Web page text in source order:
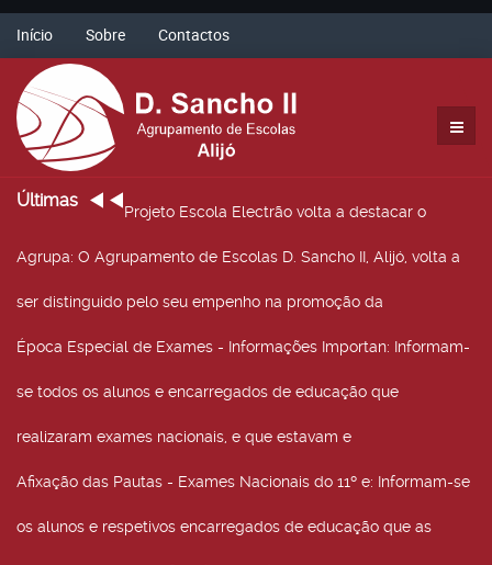
Início Sobre Contactos
Últimas
Projeto Escola Electrão volta a destacar o
Agrupa: O Agrupamento de Escolas D. Sancho II, Alijó, volta a
ser distinguido pelo seu empenho na promoção da
Época Especial de Exames - Informações Importan: Informam-
se todos os alunos e encarregados de educação que
realizaram exames nacionais, e que estavam e
Afixação das Pautas - Exames Nacionais do 11º e: Informam-se
os alunos e respetivos encarregados de educação que as